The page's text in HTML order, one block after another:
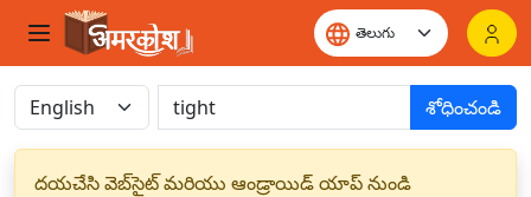
శోధించండి
దయచేసి వెబ్‌సైట్ మరియు ఆండ్రాయిడ్ యాప్ నుండి